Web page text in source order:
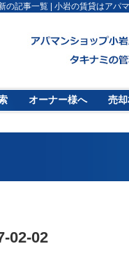
の記事一覧 | 小岩の賃貸はアパ
オーナー様へ 売
02-02